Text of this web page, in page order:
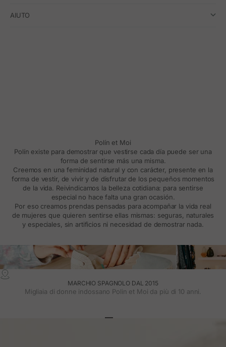
AIUTO
Polín et Moi
Polín existe para demostrar que vestirse cada día puede ser una
forma de sentirse más una misma.
Creemos en una feminidad natural y con carácter, presente en la
forma de vestir, de vivir y de disfrutar de los pequeños momentos
de la vida. Reivindicamos la belleza cotidiana: para sentirse
especial no hace falta una gran ocasión.
Por eso creamos prendas pensadas para acompañar la vida real
de mujeres que quieren sentirse ellas mismas: seguras, naturales
y especiales, sin artificios ni necesidad de demostrar nada.
MARCHIO SPAGNOLO DAL 2015
Migliaia di donne indossano Polin et Moi da più di 10 anni.